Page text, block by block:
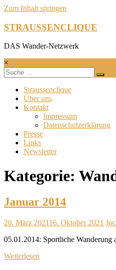
Zum Inhalt springen
STRAUSSENCLIQUE
DAS Wander-Netzwerk
×
Straussenclique
Über uns
Kontakt
Impressum
Datenschutzerklärung
Presse
Links
Newsletter
Kategorie:
Januar 2014
20. März 202116. Oktober 2021
05.01.2014: Sportliche Wanderung
Weiterlesen